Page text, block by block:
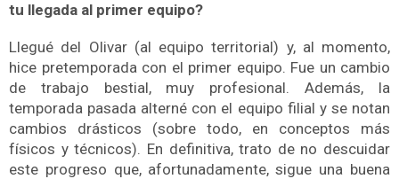
tu llegada al primer equipo?
Llegué del Olivar (al equipo territorial) y, al momento,
hice pretemporada con el primer equipo. Fue un cambio
de trabajo bestial, muy profesional. Además, la
temporada pasada alterné con el equipo filial y se notan
cambios drásticos (sobre todo, en conceptos más
físicos y técnicos). En definitiva, trato de no descuidar
este progreso que, afortunadamente, sigue una buena